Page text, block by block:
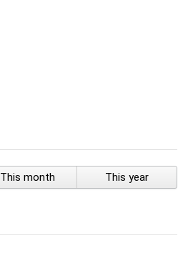
This month This year